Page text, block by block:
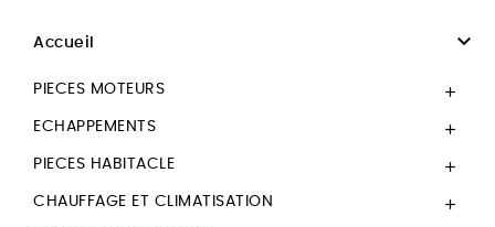
Accueil 
PIECES MOTEURS 
ECHAPPEMENTS 
PIECES HABITACLE 
CHAUFFAGE ET CLIMATISATION 